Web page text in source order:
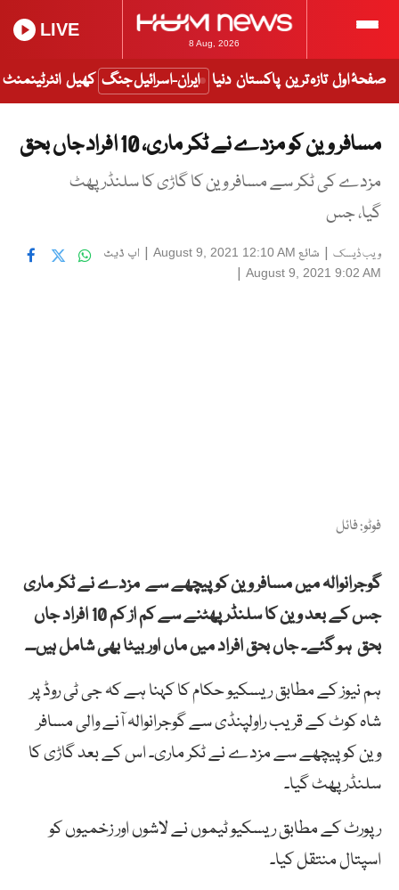
8 Aug, 2026
LIVE
صفحۂ اول تازہ ترین پاکستان دنیا ایران-اسرائیل جنگ کھیل انٹرٹینمنٹ
مسافر وین کو مزدے نے ٹکر ماری، 10 افراد جاں بحق
مزدے کی ٹکر سے مسافر وین کا گاڑی کا سلنڈر پھٹ
گیا، جس
ویب ڈیسک | شائع August 9, 2021 12:10 AM
| اپ ڈیٹ
August 9, 2021 9:02 AM
|
فوٹو: فائل
گوجرانوالہمیںمسافروین کو پیچھے سے مزدے نے ٹکر ماری
جس کے بعد وین کاسلنڈرپھٹنےسےکم از کم 10 افراد
جاں
بحق ہو گئے۔جاںبحقافرادمیںماںاوربیٹابھیشاملہیں۔۔
ہم نیوز کے مطابق ریسکیوحکامکا کہنا ہے کہجیٹیروڈپر
شاہکوٹکےقریبراولپنڈیسےگوجرانوالہآنےوالیمسافر
وینکوپیچھےسےمزدےنےٹکرماری۔اسکےبعدگاڑیکا
سلنڈرپھٹگیا۔
رپورٹ کے مطابق ریسکیوٹیموںنےلاشوںاورزخمیوںکو
اسپتالمنتقلکیا۔